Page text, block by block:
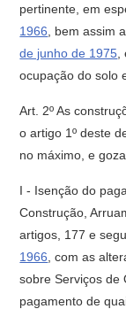
pertinente, em
1966 , bem assim
de junho de 1975
ocupação do solo
Art. 2º As
o artigo 1º deste
no máximo, e
I - Isenção do
Construção,
artigos, 177 e
1966 , com as
sobre Serviços de
pagamento de